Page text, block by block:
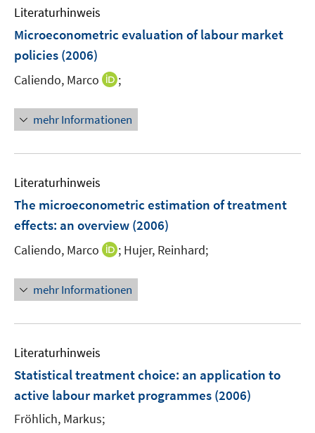
Literaturhinweis
Microeconometric evaluation of labour market
policies (2006)
Caliendo, Marco
I
n
e
e
n
s
e
r
e
n
;
mehr Informationen
Literaturhinweis
The microeconometric estimation of treatment
effects: an overview (2006)
Caliendo, Marco
I
n
e
e
n
; Hujer, Reinhard;
mehr Informationen
Literaturhinweis
Statistical treatment choice: an application to
active labour market programmes (2006)
Fröhlich, Markus;